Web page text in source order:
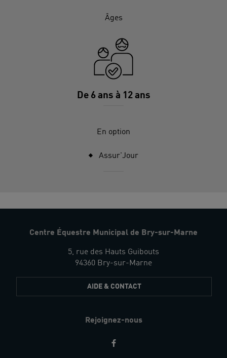
Âges
De 6 ans à 12 ans
En option
Assur'Jour
Centre Équestre Municipal de Bry-sur-Marne
5, rue des Hauts Guibouts
94360 Bry-sur-Marne
AIDE & CONTACT
Rejoignez-nous